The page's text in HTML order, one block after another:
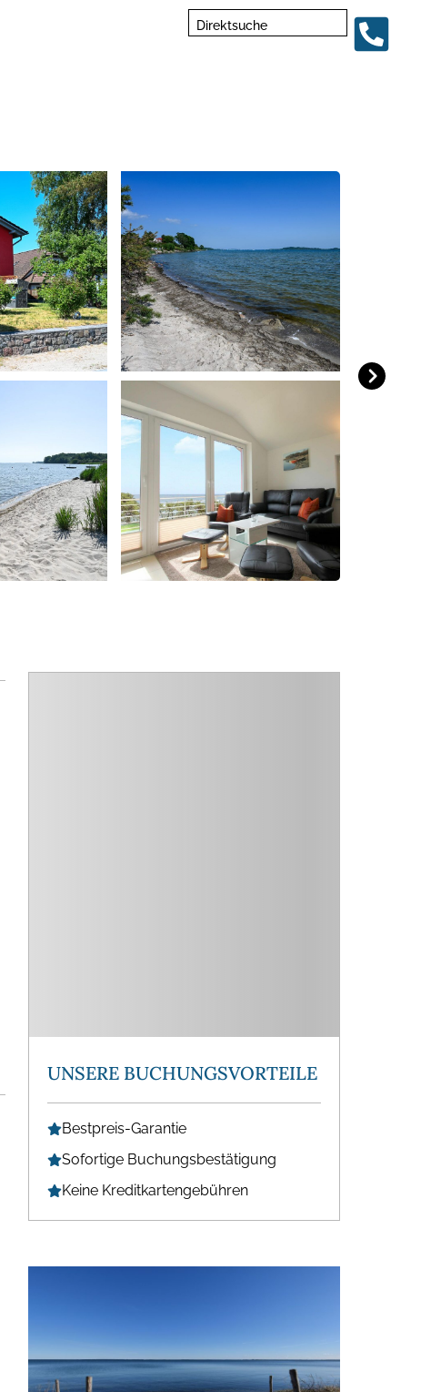
Direktsuche
UNSERE BUCHUNGSVORTEILE
Bestpreis-Garantie
Sofortige Buchungsbestätigung
Keine Kreditkartengebühren